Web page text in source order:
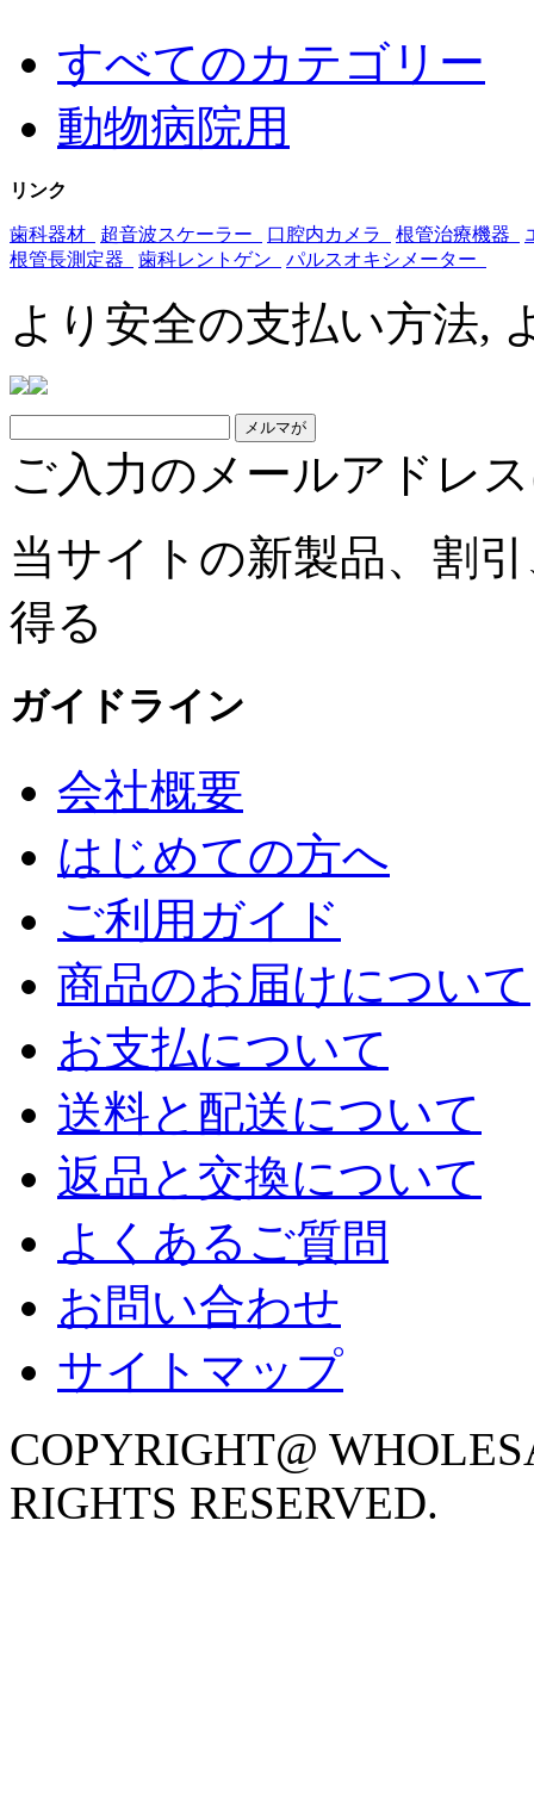
すべてのカテゴリー
動物病院用
リンク
歯科器材 超音波スケーラー 口腔内カメラ 根管治療機器
根管長測定器
歯科レントゲン パルスオキシメーター
より安全の支払い方法,
ご入力のメールアドレ
当サイトの新製品、割
得る
ガイドライン
会社概要
はじめての方へ
ご利用ガイド
商品のお届けについて
お支払について
送料と配送について
返品と交換について
よくあるご質問
お問い合わせ
サイトマップ
COPYRIGHT@
RIGHTS RESERVED.